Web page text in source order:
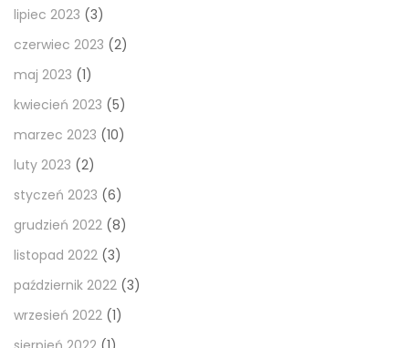
lipiec 2023 (3)
czerwiec 2023 (2)
maj 2023 (1)
kwiecień 2023 (5)
marzec 2023 (10)
luty 2023 (2)
styczeń 2023 (6)
grudzień 2022 (8)
listopad 2022 (3)
październik 2022 (3)
wrzesień 2022 (1)